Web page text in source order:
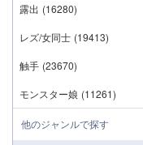
露出 (16280)
レズ/女同士 (19413)
触手 (23670)
モンスター娘 (11261)
他のジャンルで探す